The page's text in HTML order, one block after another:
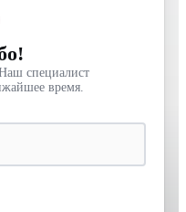
специалист
время.